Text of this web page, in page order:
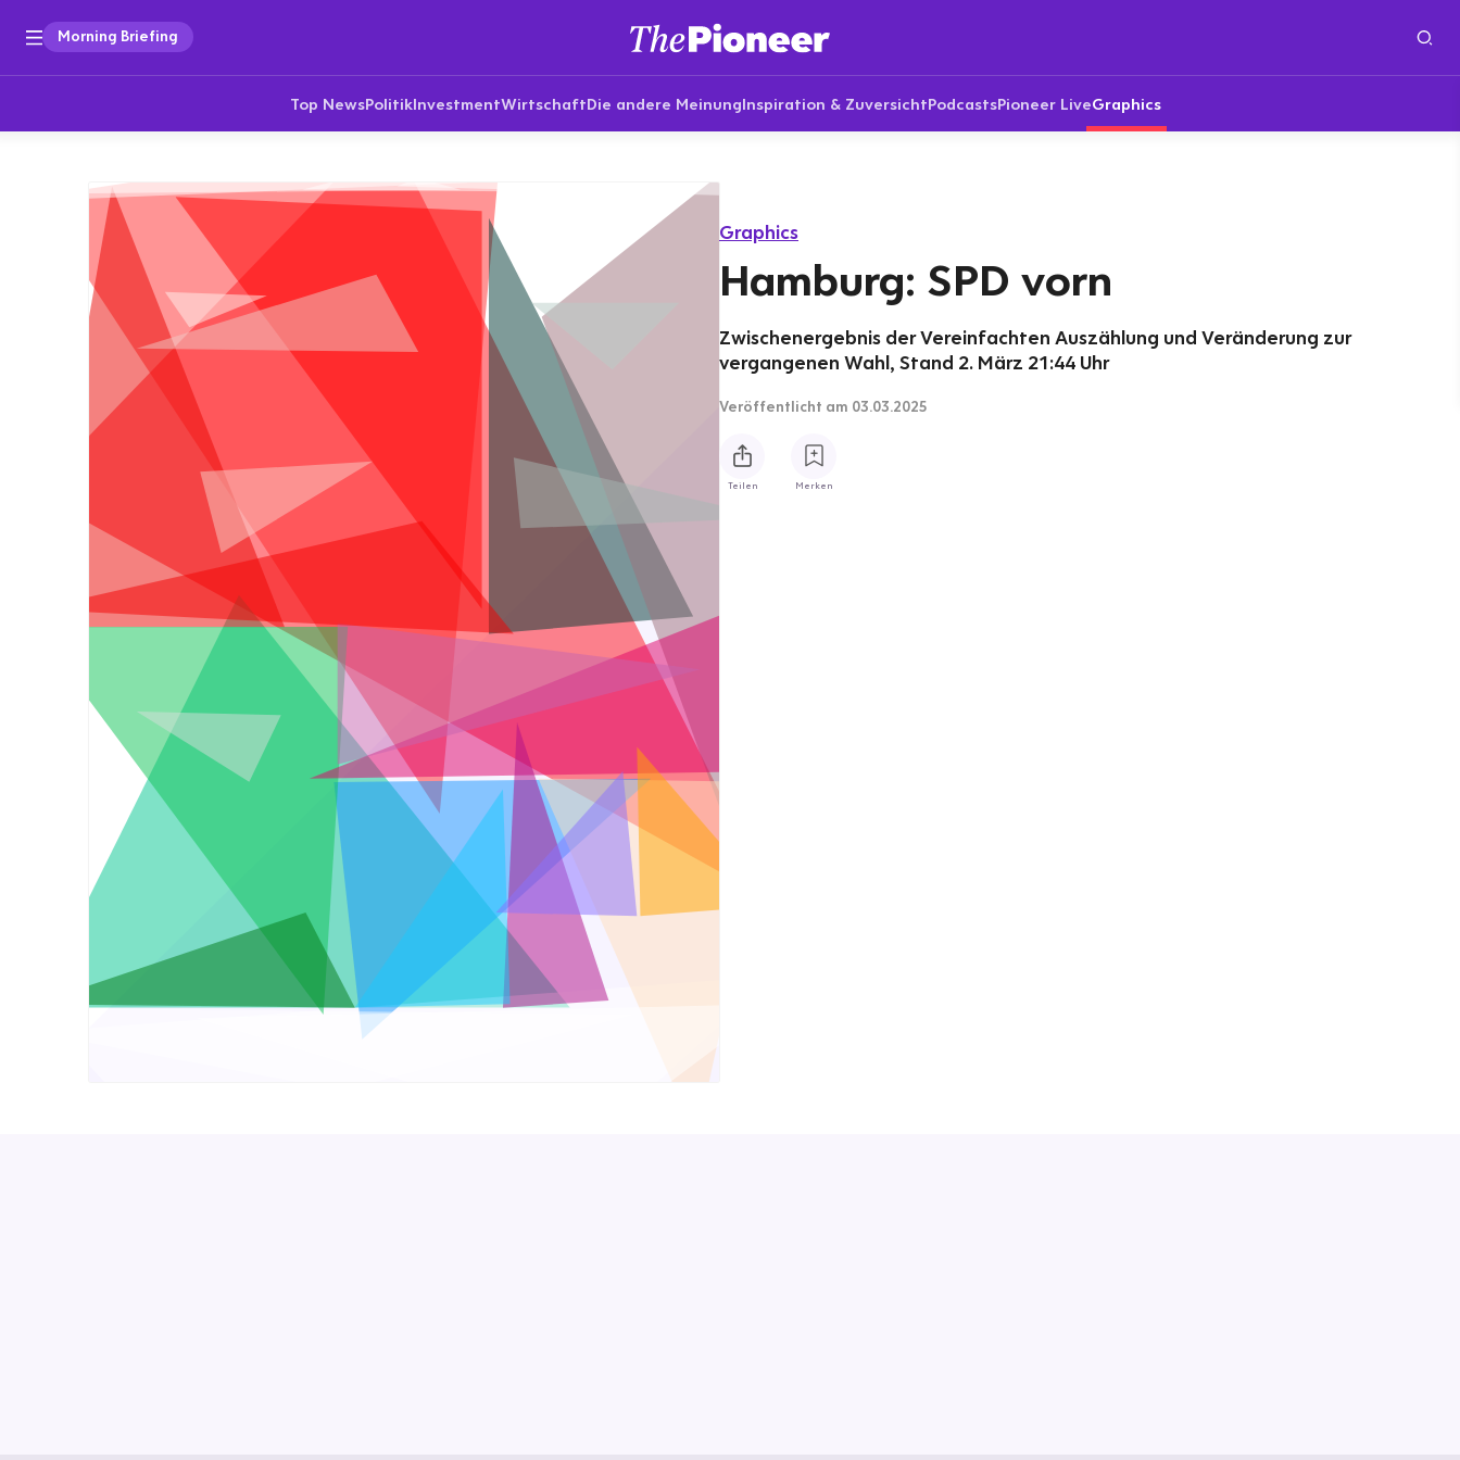
Morning Briefing
Top NewsPolitikInvestmentWirtschaftDie andere MeinungInspiration & ZuversichtPodcastsPioneer LiveGraphics
Graphics
Hamburg: SPD vorn
Zwischenergebnis der Vereinfachten Auszählung und Veränderung zur
vergangenen Wahl, Stand 2. März 21:44 Uhr
Veröffentlicht am 03.03.2025
Teilen Merken